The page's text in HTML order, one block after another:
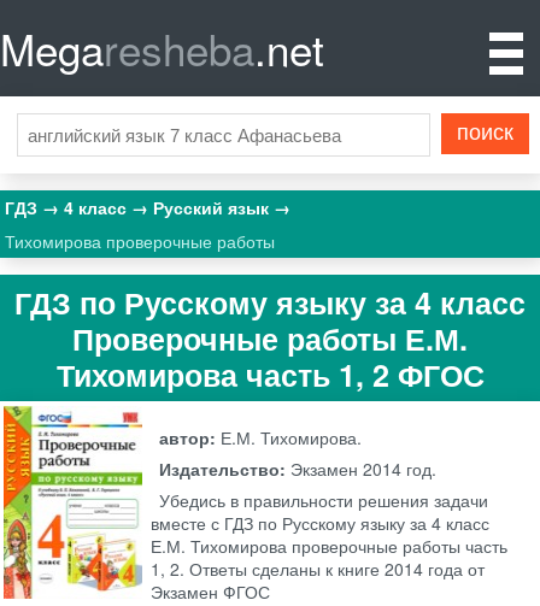
Megaresheba.net
ГДЗ 4 класс
Русский язык
Тихомирова проверочные работы
ГДЗ по Русскому языку за 4 класс
Проверочные работы Е.М.
Тихомирова часть 1, 2 ФГОС
автор: Е.М. Тихомирова.
Издательство: Экзамен 2014 год.
Убедись в правильности решения задачи
вместе с ГДЗ по Русскому языку за 4 класс
Е.М. Тихомирова проверочные работы часть
1, 2. Ответы сделаны к книге 2014 года от
Экзамен ФГОС